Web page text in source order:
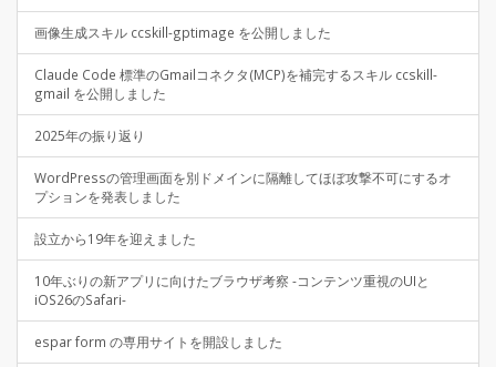
画像生成スキル ccskill-gptimage を公開しました
Claude Code 標準のGmailコネクタ(MCP)を補完するスキル ccskill-
gmail を公開しました
2025年の振り返り
WordPressの管理画面を別ドメインに隔離してほぼ攻撃不可にするオ
プションを発表しました
設立から19年を迎えました
10年ぶりの新アプリに向けたブラウザ考察 -コンテンツ重視のUIと
iOS26のSafari-
espar form の専用サイトを開設しました